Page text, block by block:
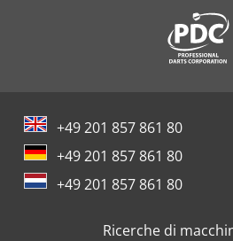
Brockhaus
Brueninghaus
+49 201 857 861 80
+49 201 857 861 80
+49 201 857 861 80
Ricerche di